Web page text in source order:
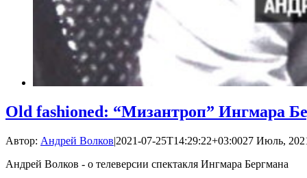
Old fashioned: “Мизантроп” Ингмара
Автор: Андрей Волков|2021-07-25T14:29:22+03:0027 Июль,
Андрей Волков - о телеверсии спектакля Ингмара Бергмана